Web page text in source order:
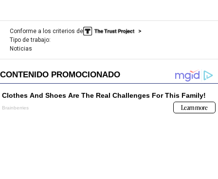
Conforme a los criterios de
Tipo de trabajo:
Noticias